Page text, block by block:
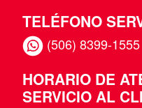
TELÉFONO
(506) 8399-1555
HORARIO DE
SERVICIO AL